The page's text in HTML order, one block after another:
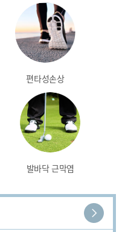
편타성손상
발바닥 근막염